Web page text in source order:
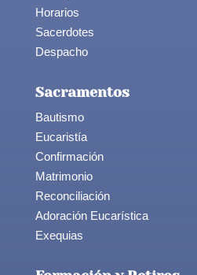
Horarios
Sacerdotes
Despacho
Sacramentos
Bautismo
Eucaristía
Confirmación
Matrimonio
Reconciliación
Adoración Eucarística
Exequias